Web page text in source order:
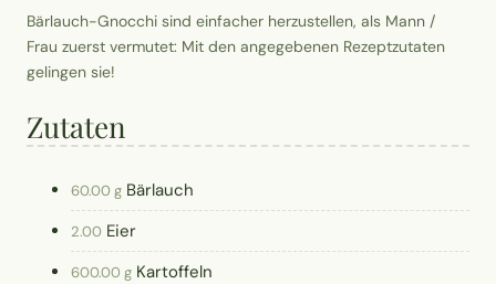
Bärlauch-Gnocchi sind einfacher herzustellen, als Mann /
Frau zuerst vermutet: Mit den angegebenen Rezeptzutaten
gelingen sie!
Zutaten
60.00 g Bärlauch
2.00 Eier
600.00 g Kartoffeln